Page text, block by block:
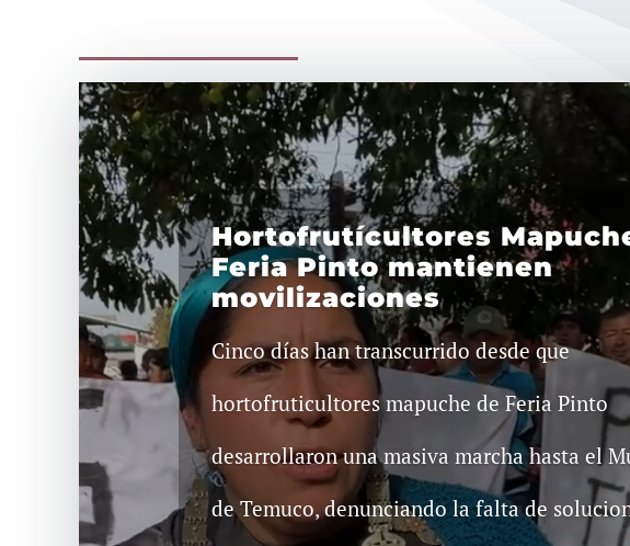
Hortofrutícultores
Feria Pinto mantienen
movilizaciones
Cinco días han transcurrido desde que
hortofruticultores mapuche de Feria Pinto
desarrollaron una masiva marcha hasta el
de Temuco, denunciando la falta de